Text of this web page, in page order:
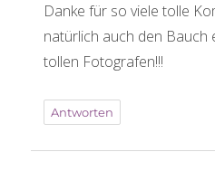
Danke für so viele tolle
natürlich auch den Bauch
tollen Fotografen!!!
Antworten